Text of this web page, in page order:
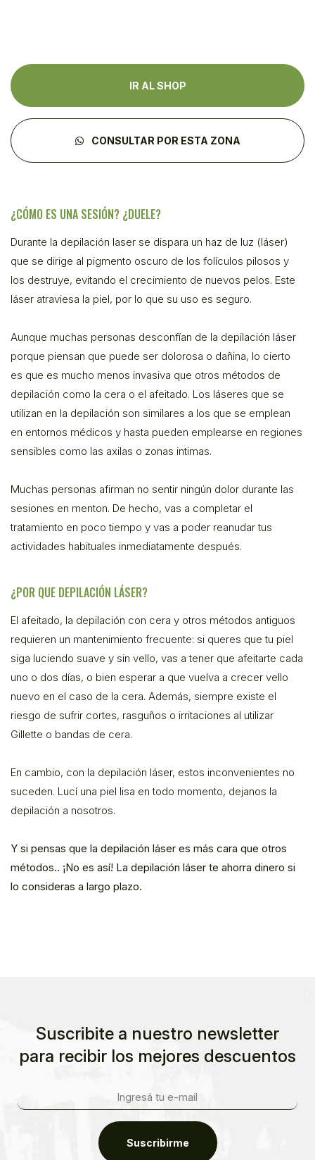
IR AL SHOP
CONSULTAR POR ESTA ZONA
¿CÓMO ES UNA SESIÓN? ¿DUELE?
Durante la depilación laser se dispara un haz de luz (láser)
que se dirige al pigmento oscuro de los folículos pilosos y
los destruye, evitando el crecimiento de nuevos pelos. Este
láser atraviesa la piel, por lo que su uso es seguro.
Aunque muchas personas desconfían de la depilación láser
porque piensan que puede ser dolorosa o dañina, lo cierto
es que es mucho menos invasiva que otros métodos de
depilación como la cera o el afeitado. Los láseres que se
utilizan en la depilación son similares a los que se emplean
en entornos médicos y hasta pueden emplearse en regiones
sensibles como las axilas o zonas intimas.
Muchas personas afirman no sentir ningún dolor durante las
sesiones en menton. De hecho, vas a completar el
tratamiento en poco tiempo y vas a poder reanudar tus
actividades habituales inmediatamente después.
¿POR QUE DEPILACIÓN LÁSER?
El afeitado, la depilación con cera y otros métodos antiguos
requieren un mantenimiento frecuente: si queres que tu piel
siga luciendo suave y sin vello, vas a tener que afeitarte cada
uno o dos días, o bien esperar a que vuelva a crecer vello
nuevo en el caso de la cera. Además, siempre existe el
riesgo de sufrir cortes, rasguños o irritaciones al utilizar
Gillette o bandas de cera.
En cambio, con la depilación láser, estos inconvenientes no
suceden. Lucí una piel lisa en todo momento, dejanos la
depilación a nosotros.
Y si pensas que la depilación láser es más cara que otros
métodos.. ¡No es así! La depilación láser te ahorra dinero si
lo consideras a largo plazo.
Suscribite a nuestro newsletter
para recibir los mejores descuentos
Suscribirme